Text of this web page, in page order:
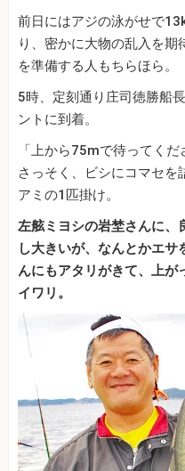
前日にはアジの泳がせで
り、密かに大物の乱入を
を準備する人もちらほら。
5時、定刻通り庄司徳勝船
ントに到着。
「上から75mで待ってく
さっそく、ビシにコマセを
アミの1匹掛け。
左舷ミヨシの岩埜さんに、
し大きいが、なんとかエ
んにもアタリがきて、上が
イワリ。